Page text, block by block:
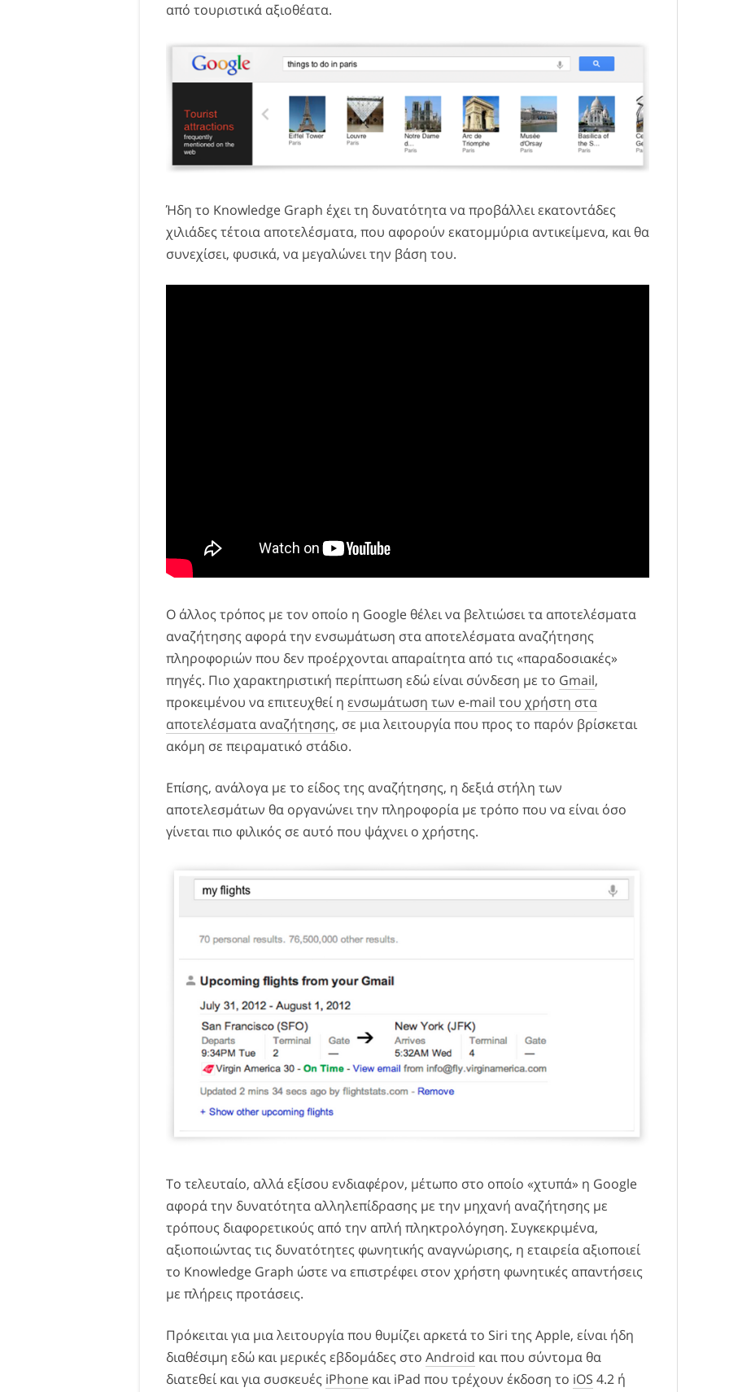
από τουριστικά αξιοθέατα.
Ήδη το Knowledge Graph έχει τη δυνατότητα να προβάλλει εκατοντάδες
χιλιάδες τέτοια αποτελέσματα, που αφορούν εκατομμύρια αντικείμενα, και θα
συνεχίσει, φυσικά, να μεγαλώνει την βάση του.
Ο άλλος τρόπος με τον οποίο η Google θέλει να βελτιώσει τα αποτελέσματα
αναζήτησης αφορά την ενσωμάτωση στα αποτελέσματα αναζήτησης
πληροφοριών που δεν προέρχονται απαραίτητα από τις «παραδοσιακές»
πηγές. Πιο χαρακτηριστική περίπτωση εδώ είναι σύνδεση με το Gmail,
προκειμένου να επιτευχθεί η ενσωμάτωση των e-mail του χρήστη στα
αποτελέσματα αναζήτησης, σε μια λειτουργία που προς το παρόν βρίσκεται
ακόμη σε πειραματικό στάδιο.
Επίσης, ανάλογα με το είδος της αναζήτησης, η δεξιά στήλη των
αποτελεσμάτων θα οργανώνει την πληροφορία με τρόπο που να είναι όσο
γίνεται πιο φιλικός σε αυτό που ψάχνει ο χρήστης.
Το τελευταίο, αλλά εξίσου ενδιαφέρον, μέτωπο στο οποίο «χτυπά» η Google
αφορά την δυνατότητα αλληλεπίδρασης με την μηχανή αναζήτησης με
τρόπους διαφορετικούς από την απλή πληκτρολόγηση. Συγκεκριμένα,
αξιοποιώντας τις δυνατότητες φωνητικής αναγνώρισης, η εταιρεία αξιοποιεί
το Knowledge Graph ώστε να επιστρέφει στον χρήστη φωνητικές απαντήσεις
με πλήρεις προτάσεις.
Πρόκειται για μια λειτουργία που θυμίζει αρκετά το Siri της Apple, είναι ήδη
διαθέσιμη εδώ και μερικές εβδομάδες στο Android και που σύντομα θα
διατεθεί και για συσκευές iPhone και iPad που τρέχουν έκδοση το iOS 4.2 ή